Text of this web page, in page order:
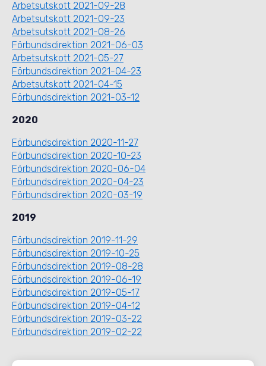
Arbetsutskott 2021-09-28
Arbetsutskott 2021-09-23
Arbetsutskott 2021-08-26
Förbundsdirektion 2021-06-03
Arbetsutskott 2021-05-27
Förbundsdirektion 2021-04-23
Arbetsutskott 2021-04-15
Förbundsdirektion 2021-03-12
2020
Förbundsdirektion 2020-11-27
Förbundsdirektion 2020-10-23
Förbundsdirektion 2020-06-04
Förbundsdirektion 2020-04-23
Förbundsdirektion 2020-03-19
2019
Förbundsdirektion 2019-11-29
Förbundsdirektion 2019-10-25
Förbundsdirektion 2019-08-28
Förbundsdirektion 2019-06-19
Förbundsdirektion 2019-05-17
Förbundsdirektion 2019-04-12
Förbundsdirektion 2019-03-22
Förbundsdirektion 2019-02-22